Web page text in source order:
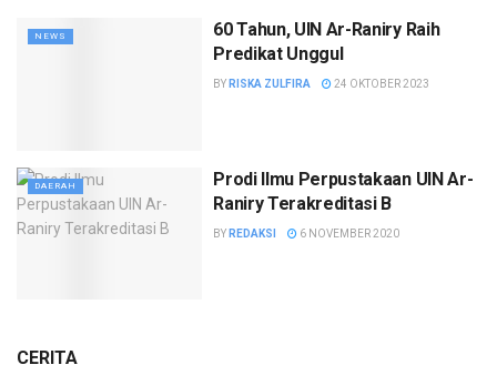
NEWS
60 Tahun, UIN Ar-Raniry Raih
Predikat Unggul
BY RISKA ZULFIRA 24 OKTOBER 2023
DAERAH
Prodi Ilmu Perpustakaan UIN Ar-
Raniry Terakreditasi B
BY REDAKSI 6 NOVEMBER 2020
CERITA